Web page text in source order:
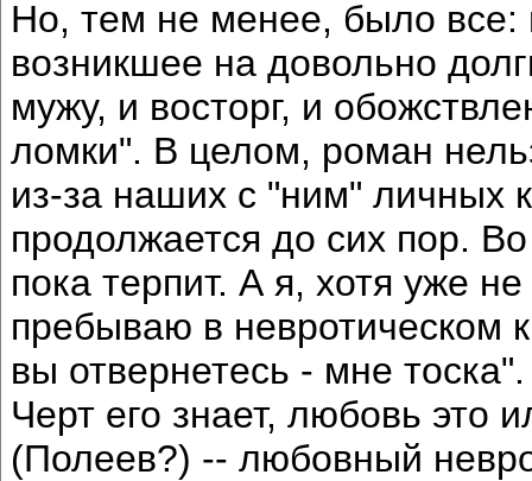
Но, тем не менее, было все:
возникшее на довольно
мужу, и восторг, и
ломки". В целом, роман
из-за наших с "ним" личных
продолжается до сих пор.
пока терпит. А я, хотя уже
пребываю в невротическом
вы отвернетесь - мне тоска".
Черт его знает, любовь это
(Полеев?) -- любовный